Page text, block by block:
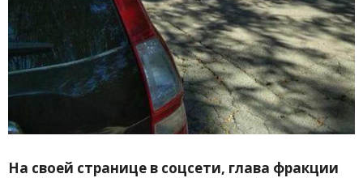
На своей странице в соцсети, глава фракции